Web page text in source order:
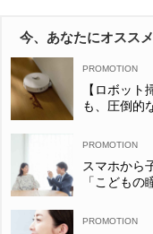
今、あなたにオススメ
【ロボッ
も、圧倒的
スマホから
「こどもの